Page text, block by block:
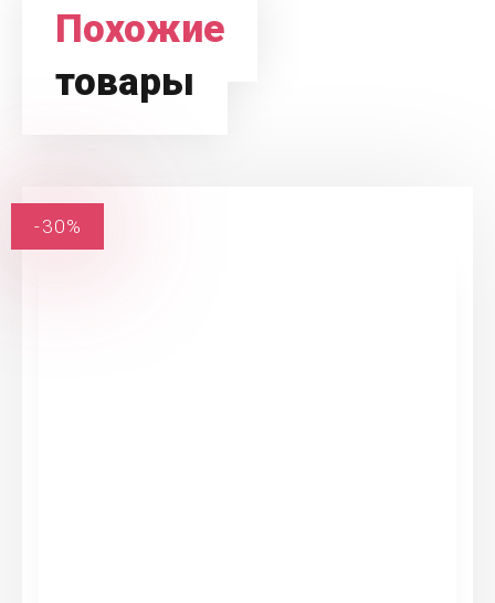
Похожие
товары
-30%